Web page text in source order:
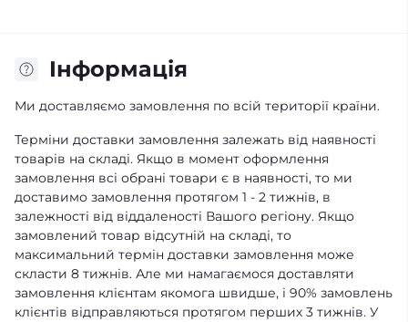
Iнформація
Ми доставляємо замовлення по всій території країни.
Терміни доставки замовлення залежать від наявності
товарів на складі. Якщо в момент оформлення
замовлення всі обрані товари є в наявності, то ми
доставимо замовлення протягом 1 - 2 тижнів, в
залежності від віддаленості Вашого регіону. Якщо
замовлений товар відсутній на складі, то
максимальний термін доставки замовлення може
скласти 8 тижнів. Але ми намагаємося доставляти
замовлення клієнтам якомога швидше, і 90% замовлень
клієнтів відправляються протягом перших 3 тижнів. У